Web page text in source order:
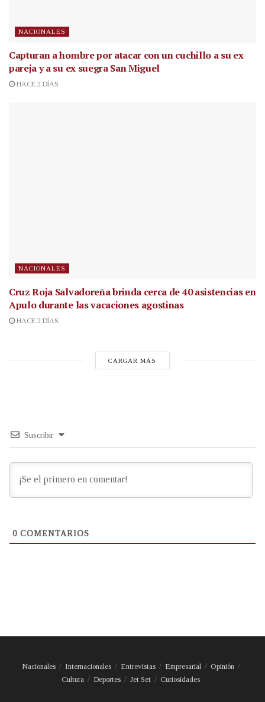
NACIONALES
Capturan a hombre por atacar con un cuchillo a su ex
pareja y a su ex suegra San Miguel
HACE 2 DÍAS
NACIONALES
Cruz Roja Salvadoreña brinda cerca de 40 asistencias en
Apulo durante las vacaciones agostinas
HACE 2 DÍAS
CARGAR MÁS
Suscribir
0 COMENTARIOS
Nacionales Internacionales Entrevistas Empresarial
Opinión
Cultura
Deportes Jet Set Curiosidades